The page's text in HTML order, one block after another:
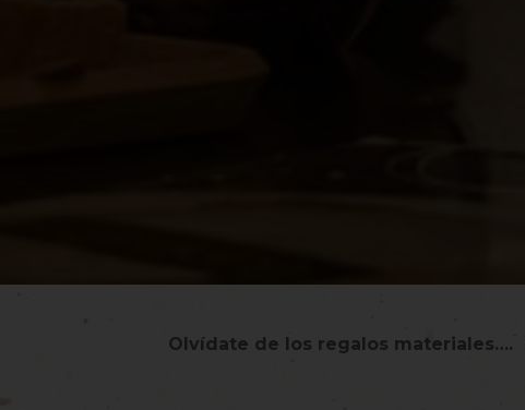
Olvídate de los regalos materiales….